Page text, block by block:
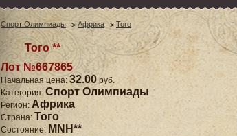
Спорт Олимпиады Африка Того
Того **
Лот №667865
Начальная цена: 32.00руб.
Категория: Спорт Олимпиады
Регион: Африка
Страна: Того
Состояние: MNH**